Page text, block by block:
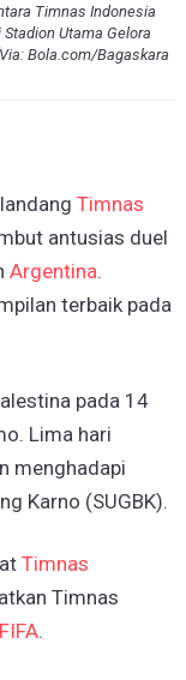
Timnas Indonesia
Utama Gelora
Bola.com/Bagaskara
Timnas
antusias duel
Argentina.
terbaik pada
pada 14
Lima hari
menghadapi
Karno (SUGBK).
Timnas
Timnas
FIFA.